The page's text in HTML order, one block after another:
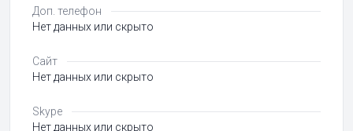
Доп. телефон
Нет данных или скрыто
Сайт
Нет данных или скрыто
Skype
Нет данных или скрыто